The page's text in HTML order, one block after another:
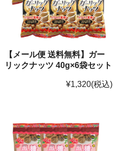
【メール便 送料無料】ガー
リックナッツ 40g×6袋セット
¥1,320(税込)